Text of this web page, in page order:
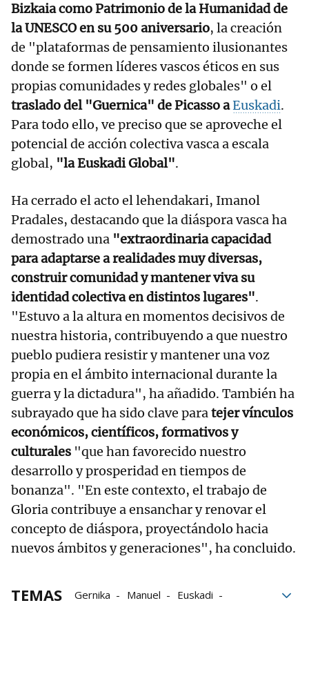
Bizkaia como Patrimonio de la Humanidad de
la UNESCO en su 500 aniversario, la creación
de "plataformas de pensamiento ilusionantes
donde se formen líderes vascos éticos en sus
propias comunidades y redes globales" o el
traslado del "Guernica" de Picasso aEuskadi.
Para todo ello, ve preciso que se aproveche el
potencial de acción colectiva vasca a escala
global, "la Euskadi Global".
Ha cerrado el acto el lehendakari, Imanol
Pradales, destacando que la diáspora vasca ha
demostrado una "extraordinaria capacidad
para adaptarse a realidades muy diversas,
construir comunidad y mantener viva su
identidad colectiva en distintos lugares".
"Estuvo a la altura en momentos decisivos de
nuestra historia, contribuyendo a que nuestro
pueblo pudiera resistir y mantener una voz
propia en el ámbito internacional durante la
guerra y la dictadura", ha añadido. También ha
subrayado que ha sido clave paratejer vínculos
económicos, científicos, formativos y
culturales "que han favorecido nuestro
desarrollo y prosperidad en tiempos de
bonanza". "En este contexto, el trabajo de
Gloria contribuye a ensanchar y renovar el
concepto de diáspora, proyectándolo hacia
nuevos ámbitos y generaciones", ha concluido.
TEMAS Gernika Manuel
Euskadi